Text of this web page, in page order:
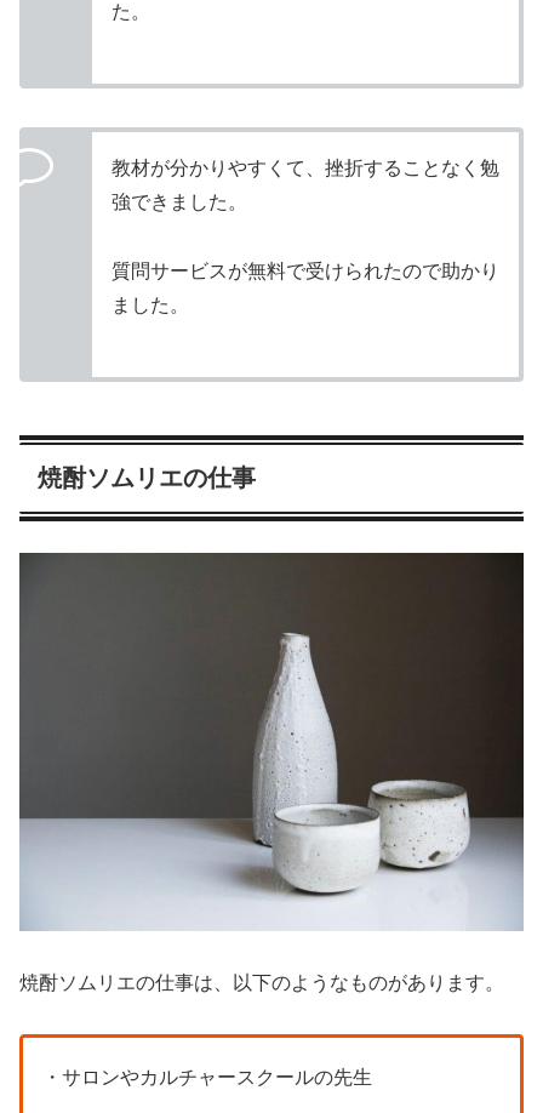
た。
教材が分かりやすくて、挫折することなく勉
強できました。
質問サービスが無料で受けられたので助かり
ました。
焼酎ソムリエの仕事
焼酎ソムリエの仕事は、以下のようなものがあります。
・サロンやカルチャースクールの先生